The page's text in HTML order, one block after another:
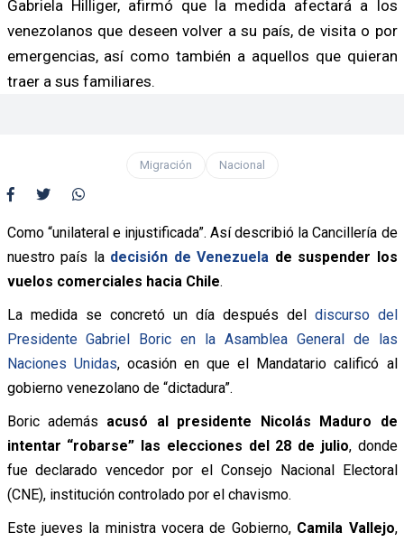
Gabriela Hilliger, afirmó que la medida afectará a los
venezolanos que deseen volver a su país, de visita o por
emergencias, así como también a aquellos que quieran
traer a sus familiares.
Migración Nacional
Como “unilateral e injustificada”. Así describió la Cancillería de
nuestro país la decisión de Venezuela de suspender los
vuelos comerciales hacia Chile.
La medida se concretó un día después del discurso del
Presidente Gabriel Boric en la Asamblea General de las
Naciones Unidas, ocasión en que el Mandatario calificó al
gobierno venezolano de “dictadura”.
Boric además acusó al presidente Nicolás Maduro de
intentar “robarse” las elecciones del 28 de julio, donde
fue declarado vencedor por el Consejo Nacional Electoral
(CNE), institución controlado por el chavismo.
Este jueves la ministra vocera de Gobierno, Camila Vallejo,